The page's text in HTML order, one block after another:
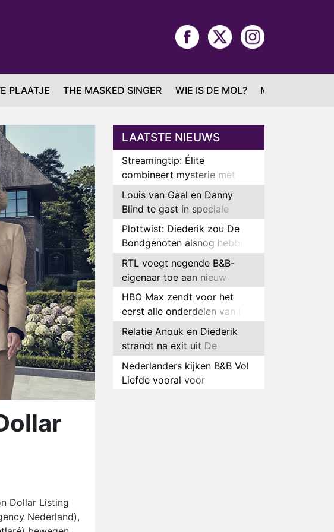
PLAATJE THE MASKED SINGER WIE IS DE MOL? MAFS
Dollar Listing
Nederland),
LAATSTE NIEUWS
Streamingtip: Élite
combineert mysterie met
romantie
Louis van Gaal en Danny
Blind te gast in speciale
aflevering van Tussen de
Palen
Plottwist: Diederik zou De
Bondgenoten alsnog hebben
verlaten
RTL voegt negende B&B-
eigenaar toe aan nieuw
seizoen B&B Vol Liefde
HBO Max zendt voor het
eerst alle onderdelen van het
EK Atletiek uit
Relatie Anouk en Diederik
strandt na exit uit De
Bondgenoten
Nederlanders kijken B&B Vol
Liefde vooral voor